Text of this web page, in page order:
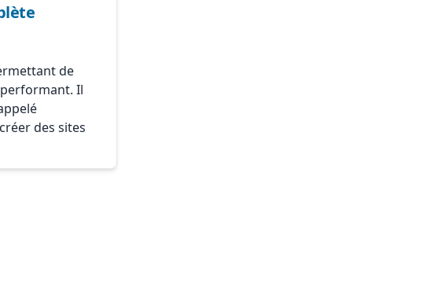
de
Il
des sites